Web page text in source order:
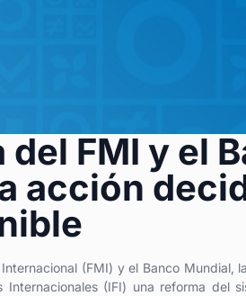
FMI y el
acción
(FMI) y el Banco Mundial,
(IFI) una reforma del